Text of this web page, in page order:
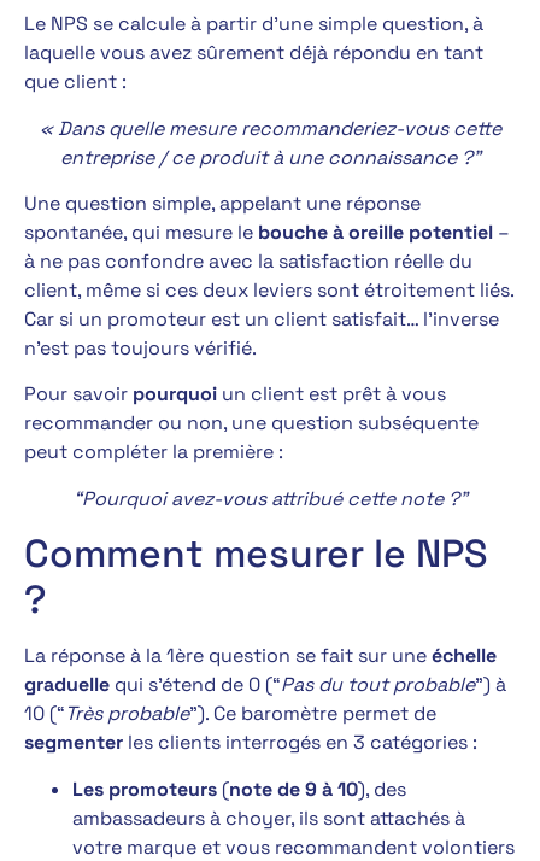
Le NPS se calcule à partir d’une simple question, à
laquelle vous avez sûrement déjà répondu en tant
que client :
« Dans quelle mesure recommanderiez-vous cette
entreprise / ce produit à une connaissance ?”
Une question simple, appelant une réponse
spontanée, qui mesure le bouche à oreille potentiel –
à ne pas confondre avec la satisfaction réelle du
client, même si ces deux leviers sont étroitement liés.
Car si un promoteur est un client satisfait… l’inverse
n’est pas toujours vérifié.
Pour savoir pourquoi un client est prêt à vous
recommander ou non, une question subséquente
peut compléter la première :
“Pourquoi avez-vous attribué cette note ?”
Comment mesurer le NPS
?
La réponse à la 1ère question se fait sur uneéchelle
graduelle qui s’étend de 0 (“Pas du tout probable”) à
10 (“Très probable”). Ce baromètre permet de
segmenter les clients interrogés en 3 catégories :
Les promoteurs (note de 9 à 10), des
ambassadeurs à choyer, ils sont attachés à
votre marque et vous recommandent volontiers